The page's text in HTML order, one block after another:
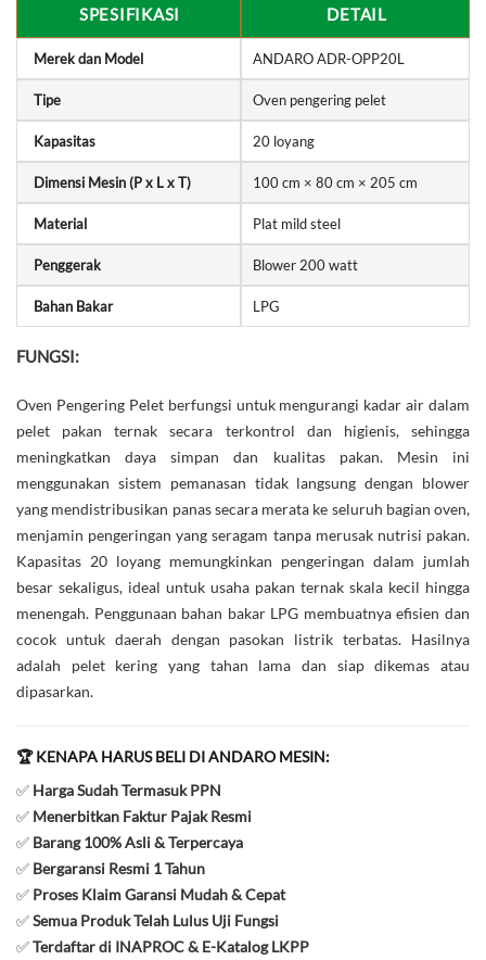
SPESIFIKASI DETAIL
Merek dan Model ANDARO ADR-OPP20L
Tipe Oven pengering pelet
Kapasitas 20 loyang
Dimensi Mesin (P x L x T) 100 cm × 80 cm × 205 cm
Material Plat mild steel
Penggerak Blower 200 watt
Bahan Bakar LPG
FUNGSI:
Oven Pengering Pelet berfungsi untuk mengurangi kadar air dalam
pelet pakan ternak secara terkontrol dan higienis, sehingga
meningkatkan daya simpan dan kualitas pakan. Mesin ini
menggunakan sistem pemanasan tidak langsung dengan blower
yang mendistribusikan panas secara merata ke seluruh bagian oven,
menjamin pengeringan yang seragam tanpa merusak nutrisi pakan.
Kapasitas 20 loyang memungkinkan pengeringan dalam jumlah
besar sekaligus, ideal untuk usaha pakan ternak skala kecil hingga
menengah. Penggunaan bahan bakar LPG membuatnya efisien dan
cocok untuk daerah dengan pasokan listrik terbatas. Hasilnya
adalah pelet kering yang tahan lama dan siap dikemas atau
dipasarkan.
🏆 KENAPA HARUS BELI DI ANDARO MESIN:
✅ Harga Sudah Termasuk PPN
✅ Menerbitkan Faktur Pajak Resmi
✅ Barang 100% Asli & Terpercaya
✅ Bergaransi Resmi 1 Tahun
✅ Proses Klaim Garansi Mudah & Cepat
✅Semua Produk Telah Lulus Uji Fungsi
✅Terdaftar di INAPROC & E-Katalog LKPP